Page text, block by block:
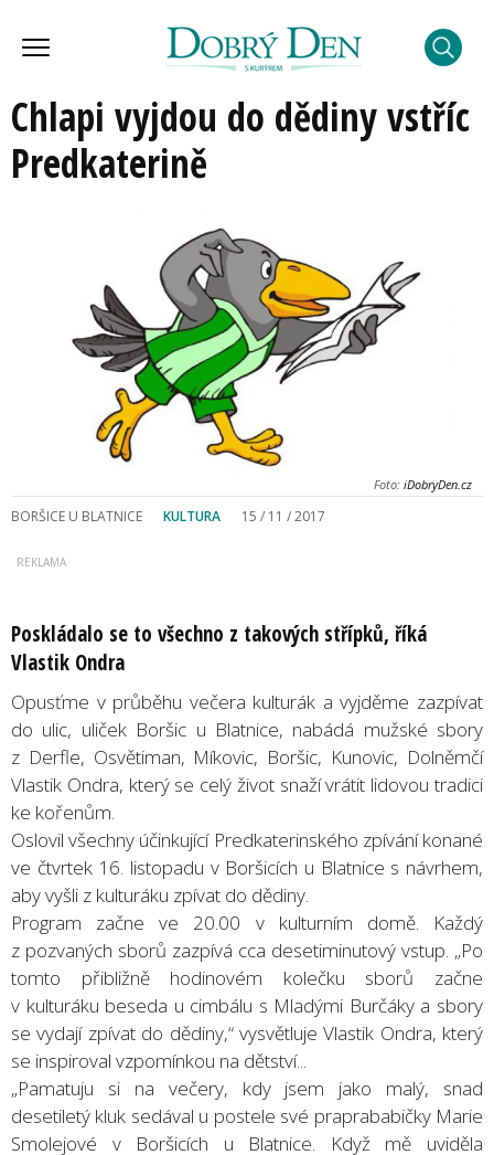
Chlapi vyjdou do dědiny vstříc
Predkaterině
Foto: iDobryDen.cz
BORŠICE U BLATNICE KULTURA 15 / 11 / 2017
Poskládalo se to všechno z takových střípků, říká
Vlastik Ondra
Opusťme v průběhu večera kulturák a vyjděme zazpívat
do ulic, uliček Boršic u Blatnice, nabádá mužské sbory
z Derfle, Osvětiman, Míkovic, Boršic, Kunovic, Dolněmčí
Vlastik Ondra, který se celý život snaží vrátit lidovou tradici
ke kořenům.
Oslovil všechny účinkující Predkaterinského zpívání konané
ve čtvrtek 16. listopadu v Boršicích u Blatnice s návrhem,
aby vyšli z kulturáku zpívat do dědiny.
Program začne ve 20.00 v kulturním domě. Každý
z pozvaných sborů zazpívá cca desetiminutový vstup. „Po
tomto přibližně hodinovém kolečku sborů začne
v kulturáku beseda u cimbálu s Mladými Burčáky a sbory
se vydají zpívat do dědiny,“ vysvětluje Vlastik Ondra, který
se inspiroval vzpomínkou na dětství...
„Pamatuju si na večery, kdy jsem jako malý, snad
desetiletý kluk sedával u postele své praprababičky Marie
Smolejové v Boršicích u Blatnice. Když mě uviděla